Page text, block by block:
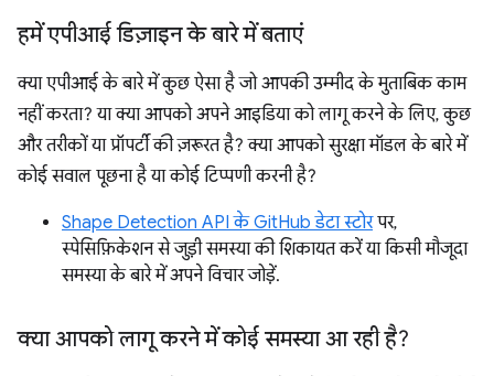
हमें एपीआई डिज़ाइन के बारे में बताएं
क्या एपीआई के बारे में कुछ ऐसा है जो आपकी उम्मीद के मुताबिक काम
नहीं करता? या क्या आपको अपने आइडिया को लागू करने के लिए, कुछ
और तरीकों या प्रॉपर्टी की ज़रूरत है? क्या आपको सुरक्षा मॉडल के बारे में
कोई सवाल पूछना है या कोई टिप्पणी करनी है?
Shape Detection API के GitHub डेटा स्टोरपर,
स्पेसिफ़िकेशन से जुड़ी समस्या की शिकायत करें या किसी मौजूदा
समस्या के बारे में अपने विचार जोड़ें.
क्या आपको लागू करने में कोई समस्या आ रही है?